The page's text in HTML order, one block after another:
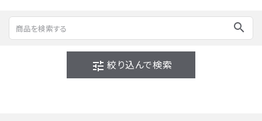
search
tune 絞り込んで検索